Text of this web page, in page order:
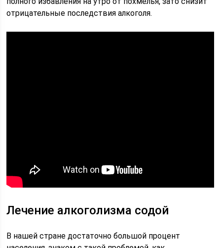
отрицательные последствия алкоголя.
Лечение алкоголизма содой
В нашей стране достаточно большой процент